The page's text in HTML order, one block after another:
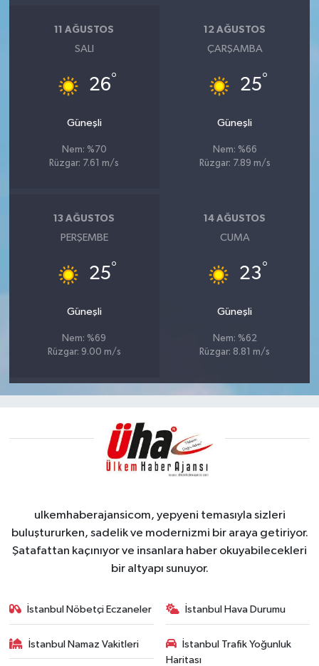
11 AĞUSTOS
SALI
26°
Güneşli
Nem: %70
Rüzgar: 7.61 m/s
12 AĞUSTOS
ÇARŞAMBA
25°
Güneşli
Nem: %66
Rüzgar: 7.89 m/s
13 AĞUSTOS
PERŞEMBE
25°
Güneşli
Nem: %69
Rüzgar: 9.00 m/s
14 AĞUSTOS
CUMA
23°
Güneşli
Nem: %62
Rüzgar: 8.81 m/s
ulkemhaberajansicom, yepyeni temasıyla sizleri
buluştururken, sadelik ve modernizmi bir araya getiriyor.
Şatafattan kaçınıyor ve insanlara haber okuyabilecekleri
bir altyapı sunuyor.
İstanbul Nöbetçi Eczaneler İstanbul Hava Durumu
İstanbul Namaz Vakitleri
İstanbul Trafik Yoğunluk
Haritası